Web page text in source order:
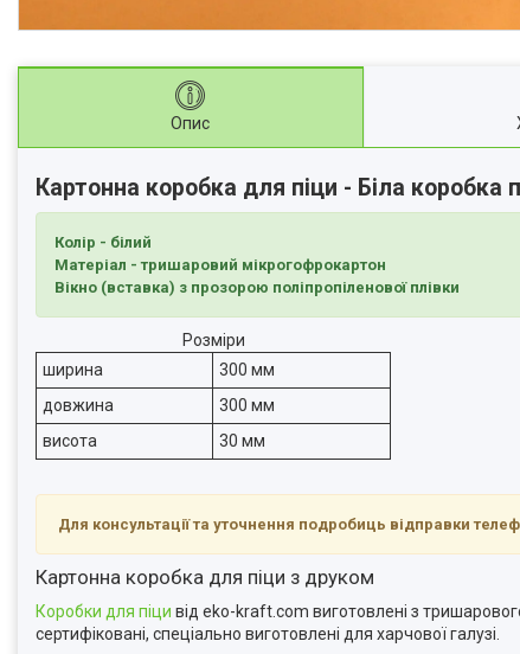
Опис
Картонна коробка для піци - Біла коробка
Колір - білий
Матеріал - тришаровий мікрогофрокартон
Вікно (вставка) з прозорою поліпропіленової плівки
Розміри
ширина
300 мм
довжина
300 мм
висота
30 мм
Для консультації та уточнення подробиць відправки
Картонна коробка для піци з друком
Коробки для піци від eko-kraft.com виготовлені з
сертифіковані, спеціально виготовлені для харчової галузі.